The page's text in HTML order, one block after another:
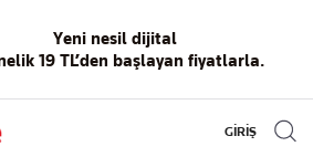
dijital arşiv
Akıllı haber
asistanı
Eski gazeteleri
indirme
canlı soru
cevap
GİRİŞ